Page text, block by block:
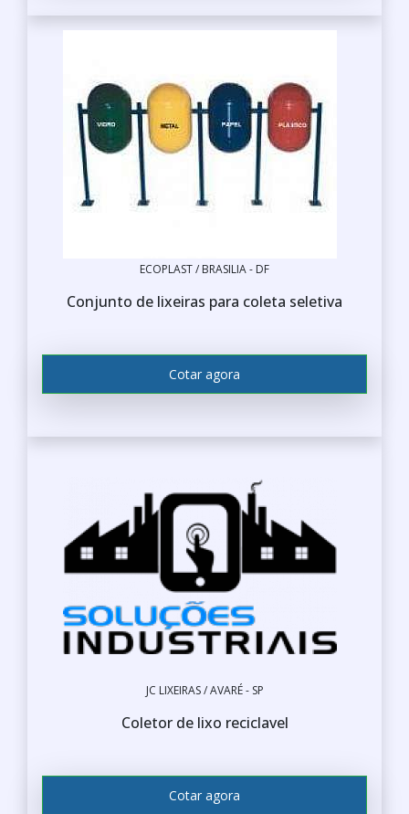
ECOPLAST / BRASILIA - DF
Conjunto de lixeiras para coleta seletiva
Cotar agora
JC LIXEIRAS / AVARÉ - SP
Coletor de lixo reciclavel
Cotar agora